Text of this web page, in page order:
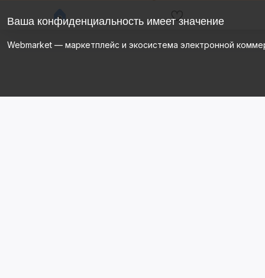
Ваша конфиденциальность имеет значение
Webmarket — маркетплейс и экосистема электронной